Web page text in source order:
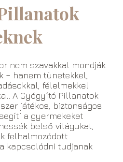
nem szavakkal mondják
– hanem tünetekkel,
félelmekkel
A Gyógyító Pillanatok
játékos, biztonságos
a gyermekeket
belső világukat,
felhalmozódott
kapcsolódni tudjanak